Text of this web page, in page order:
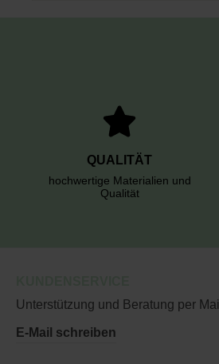
QUALITÄT
hochwertige Materialien und
Qualität
Unterstützung und Beratung per Mail
E-Mail schreiben